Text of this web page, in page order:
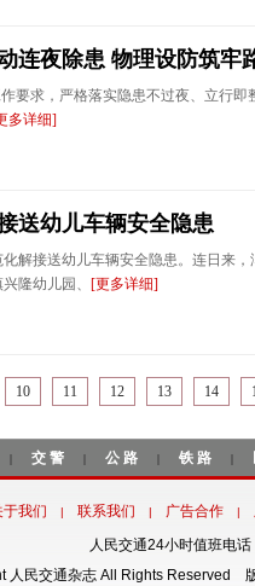
连夜除患 物理设防筑牢
要求，严格落实隐患不过夜、立行
多详细]
送幼儿车辆安全隐患
解接送幼儿车辆安全隐患。连日来
隆幼儿园、 [更多详细]
10 11 12 13 14
交警 公路 铁路
于我们 联系我们 广告合作
人民交通24小时值班电
人民交通杂志 All Rights Reserved